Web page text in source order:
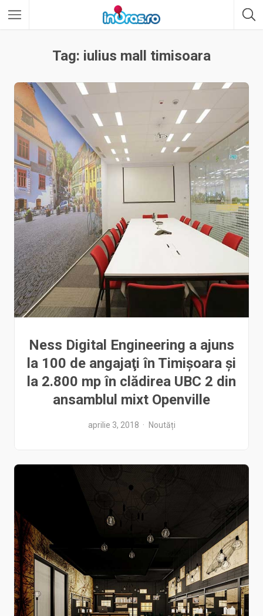
Tag: iulius mall timisoara
Ness Digital Engineering a ajuns
la 100 de angajaţi în Timişoara şi
la 2.800 mp în clădirea UBC 2 din
ansamblul mixt Openville
aprilie 3, 2018 Noutăți